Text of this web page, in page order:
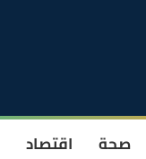
صحة اقتصاد